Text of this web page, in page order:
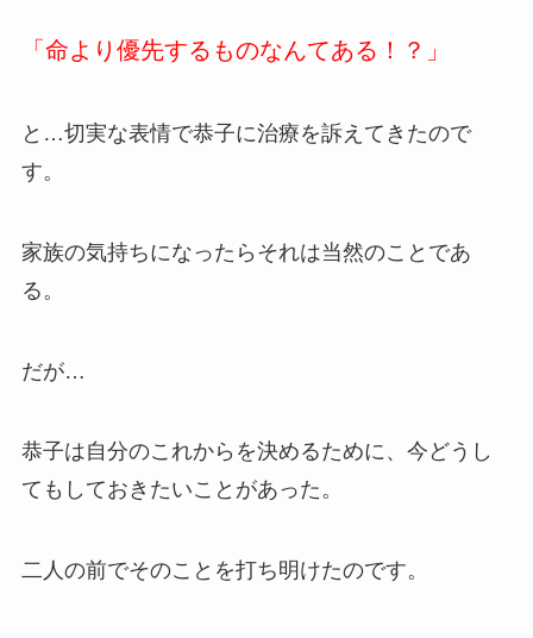
「命より優先するものなんてある！？」
と…切実な表情で恭子に治療を訴えてきたので
す。
家族の気持ちになったらそれは当然のことであ
る。
だが…
恭子は自分のこれからを決めるために、今どうし
てもしておきたいことがあった。
二人の前でそのことを打ち明けたのです。